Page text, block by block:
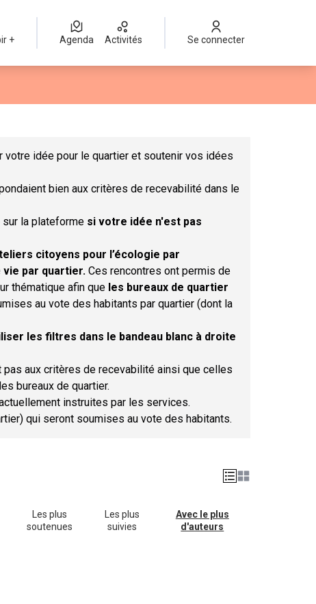
+ Agenda Activités Se connecter
votre idée pour le quartier et soutenir vos idées
bien aux critères de recevabilité dans le
la plateforme si votre idée n'est pas
citoyens pour l’écologie par
par quartier. Ces rencontres ont permis de
thématique afin que les bureaux de quartier
au vote des habitants par quartier (dont la
les filtres dans le bandeau blanc à droite
aux critères de recevabilité ainsi que celles
bureaux de quartier.
instruites par les services.
qui seront soumises au vote des habitants.
Les plus
soutenues
Les plus
suivies
Avec le plus
d'auteurs